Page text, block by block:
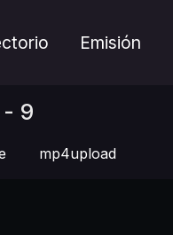
Emisión
9
mp4upload